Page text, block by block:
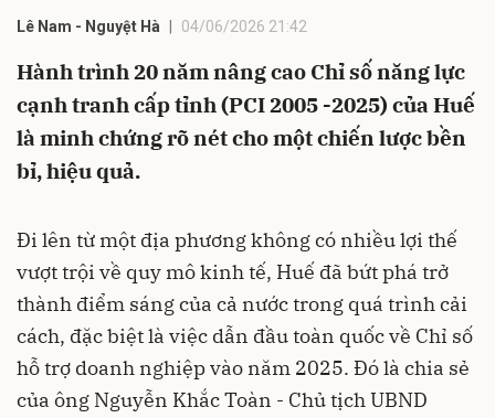
Lê Nam - Nguyệt Hà 04/06/2026 21:42
Hành trình 20 năm nâng cao Chỉ số năng lực
cạnh tranh cấp tỉnh (PCI 2005 -2025) của Huế
là minh chứng rõ nét cho một chiến lược bền
bỉ, hiệu quả.
Đi lên từ một địa phương không có nhiều lợi thế
vượt trội về quy mô kinh tế, Huế đã bứt phá trở
thành điểm sáng của cả nước trong quá trình cải
cách, đặc biệt là việc dẫn đầu toàn quốc về Chỉ số
hỗ trợ doanh nghiệp vào năm 2025. Đó là chia sẻ
của ông Nguyễn Khắc Toàn - Chủ tịch UBND
Hủy